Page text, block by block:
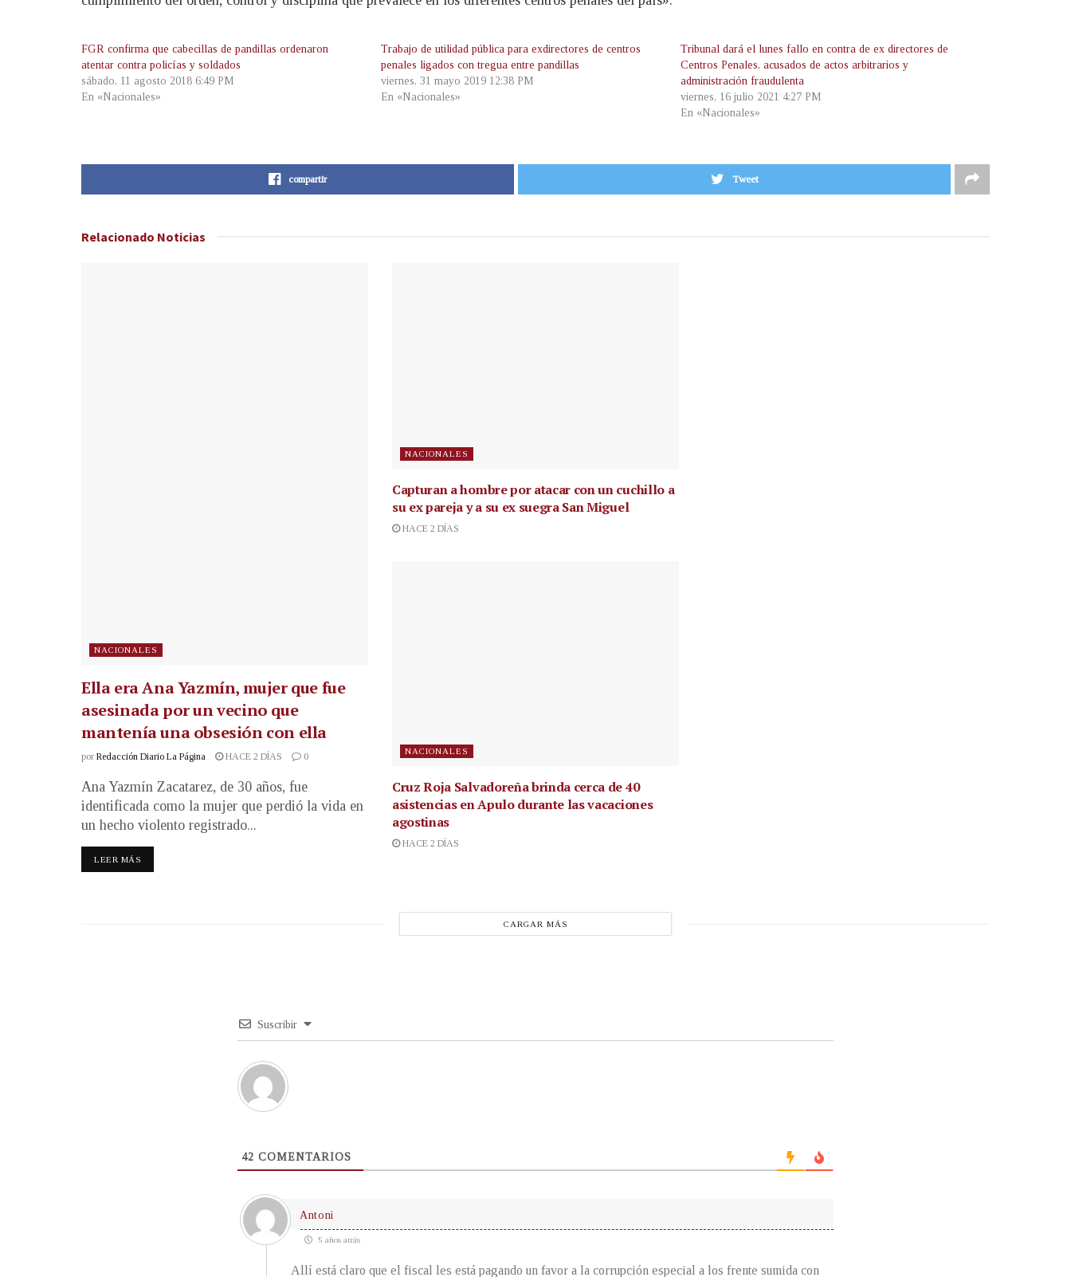
FGR confirma que cabecillas de pandillas ordenaron
atentar contra policías y soldados
sábado, 11 agosto 2018 6:49 PM
En «Nacionales»
Trabajo de utilidad pública para exdirectores de centros
penales ligados con tregua entre pandillas
viernes, 31 mayo 2019 12:38 PM
En «Nacionales»
Tribunal dará el lunes fallo en contra de ex directores de
Centros Penales, acusados de actos arbitrarios y
administración fraudulenta
viernes, 16 julio 2021 4:27 PM
En «Nacionales»
compartir Tweet
Relacionado Noticias
NACIONALES
Ella era Ana Yazmín, mujer que fue
asesinada por un vecino que
mantenía una obsesión con ella
por Redacción Diario La Página HACE 2 DÍAS 0
Ana Yazmín Zacatarez, de 30 años, fue
identificada como la mujer que perdió la vida en
un hecho violento registrado...
LEER MÁS
NACIONALES
Capturan a hombre por atacar con un cuchillo a
su ex pareja y a su ex suegra San Miguel
HACE 2 DÍAS
NACIONALES
Cruz Roja Salvadoreña brinda cerca de 40
asistencias en Apulo durante las vacaciones
agostinas
HACE 2 DÍAS
CARGAR MÁS
Suscribir
42 COMENTARIOS
Antoni
5 años atrás
Allí está claro que el fiscal les está pagando un favor a la corrupción especial a los frente sumida con